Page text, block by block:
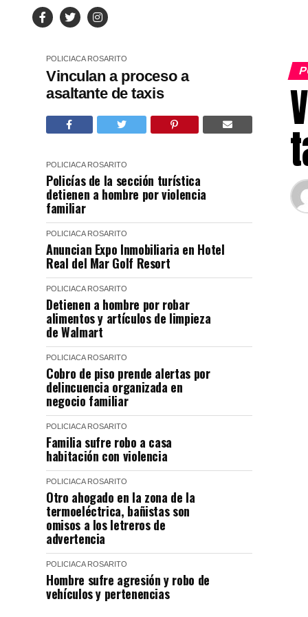
POLICIACA ROSARITO
Vinculan a proceso a
asaltante de taxis
POLICIACA ROSARITO
Policías de la sección turística
detienen a hombre por violencia
familiar
POLICIACA ROSARITO
Anuncian Expo Inmobiliaria en Hotel
Real del Mar Golf Resort
POLICIACA ROSARITO
Detienen a hombre por robar
alimentos y artículos de limpieza
de Walmart
POLICIACA ROSARITO
Cobro de piso prende alertas por
delincuencia organizada en
negocio familiar
POLICIACA ROSARITO
Familia sufre robo a casa
habitación con violencia
POLICIACA ROSARITO
Otro ahogado en la zona de la
termoeléctrica, bañistas son
omisos a los letreros de
advertencia
POLICIACA ROSARITO
Hombre sufre agresión y robo de
vehículos y pertenencias